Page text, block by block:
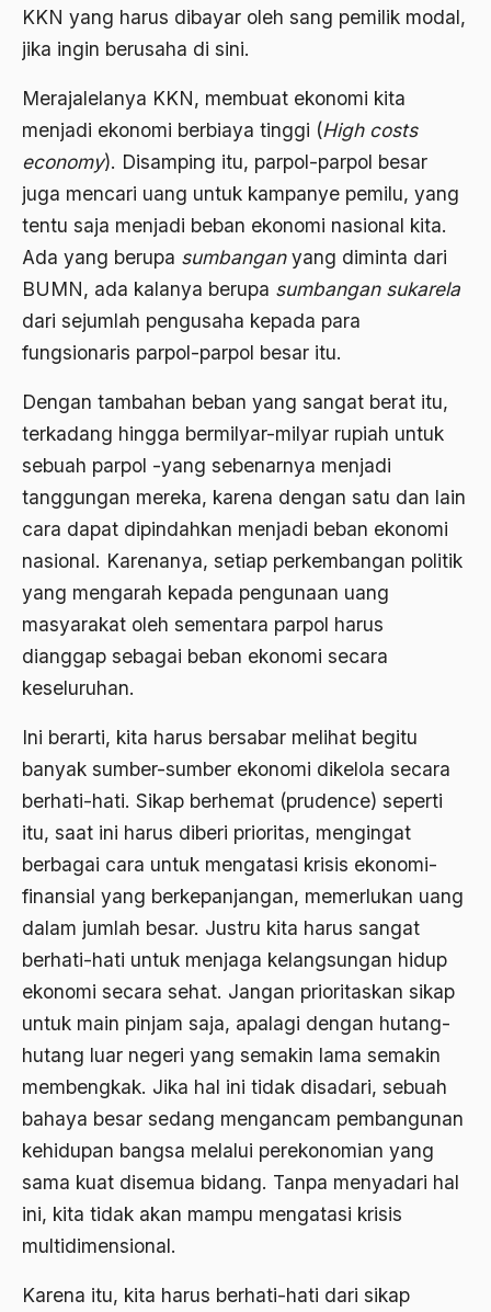
KKN yang harus dibayar oleh sang pemilik modal,
jika ingin berusaha di sini.
Merajalelanya KKN, membuat ekonomi kita
menjadi ekonomi berbiaya tinggi (High costs
economy). Disamping itu, parpol-parpol besar
juga mencari uang untuk kampanye pemilu, yang
tentu saja menjadi beban ekonomi nasional kita.
Ada yang berupa sumbanganyang diminta dari
BUMN, ada kalanya berupa sumbangan sukarela
dari sejumlah pengusaha kepada para
fungsionaris parpol-parpol besar itu.
Dengan tambahan beban yang sangat berat itu,
terkadang hingga bermilyar-milyar rupiah untuk
sebuah parpol -yang sebenarnya menjadi
tanggungan mereka, karena dengan satu dan lain
cara dapat dipindahkan menjadi beban ekonomi
nasional. Karenanya, setiap perkembangan politik
yang mengarah kepada pengunaan uang
masyarakat oleh sementara parpol harus
dianggap sebagai beban ekonomi secara
keseluruhan.
Ini berarti, kita harus bersabar melihat begitu
banyak sumber-sumber ekonomi dikelola secara
berhati-hati. Sikap berhemat (prudence) seperti
itu, saat ini harus diberi prioritas, mengingat
berbagai cara untuk mengatasi krisis ekonomi-
finansial yang berkepanjangan, memerlukan uang
dalam jumlah besar. Justru kita harus sangat
berhati-hati untuk menjaga kelangsungan hidup
ekonomi secara sehat. Jangan prioritaskan sikap
untuk main pinjam saja, apalagi dengan hutang-
hutang luar negeri yang semakin lama semakin
membengkak. Jika hal ini tidak disadari, sebuah
bahaya besar sedang mengancam pembangunan
kehidupan bangsa melalui perekonomian yang
sama kuat disemua bidang. Tanpa menyadari hal
ini, kita tidak akan mampu mengatasi krisis
multidimensional.
Karena itu, kita harus berhati-hati dari sikap
akulturasi
Al Asnawi
al qaeda
Al-Azhar
Al-Ghazali
Al-Ikhwanu Al-Muslimun
Al-Ikhwanul Muslimin
al-Khalil Ibnu Ahmad al-Farahidi
Al-Maududi
Al-qua'an dan Hadist
al-quran
Alexander Solzhenitsyin
Ali Khomeini
Ali Murtopo
Ali Shariati
Ali Sidikin
Ali Syahbana
Aliran AHmadiyah
Aliran Kepercayaan
Alistair Cook
Allah
Alternatif Moral
Alternatif Nilai
Alternatif Politis
Alumni Sayid Al-Maliki
Alvin W. Gouldner
Amar Ma'ruf Nahi Munkar